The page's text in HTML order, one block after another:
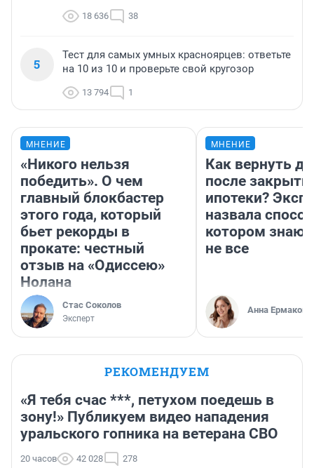
18 636 38
5
Тест для самых умных красноярцев: ответьте
на 10 из 10 и проверьте свой кругозор
13 794 1
МНЕНИЕ
«Никого нельзя
победить». О чем
главный блокбастер
этого года, который
бьет рекорды в
прокате: честный
отзыв на «Одиссею»
Нолана
Стас Соколов
Эксперт
МНЕНИЕ
Как вернуть
после
ипотеки?
назвала
котором
не все
Анна Ермакова
РЕКОМЕНДУЕМ
«Я тебя счас ***, петухом поедешь в
зону!» Публикуем видео нападения
уральского гопника на ветерана СВО
20 часов 42 028 278